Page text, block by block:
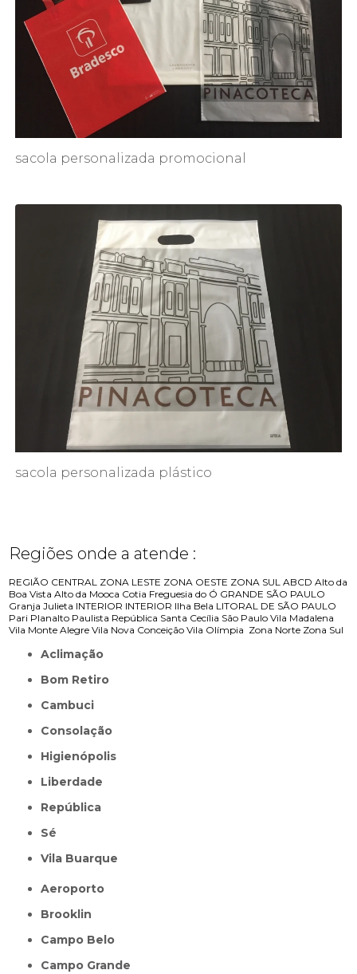
sacola personalizada promocional
sacola personalizada plástico
Regiões onde a atende :
REGIÃO CENTRAL ZONA LESTE ZONA OESTE ZONA SUL ABCD Alto da
Boa Vista Alto da Mooca Cotia Freguesia do Ó GRANDE SÃO PAULO
Granja Julieta INTERIOR INTERIOR Ilha Bela LITORAL DE SÃO PAULO
Pari Planalto Paulista República Santa Cecília São Paulo Vila Madalena
Vila Monte Alegre Vila Nova Conceição Vila Olímpia Zona Norte Zona Sul
Aclimação
Bom Retiro
Cambuci
Consolação
Higienópolis
Liberdade
República
Sé
Vila Buarque
Aeroporto
Brooklin
Campo Belo
Campo Grande